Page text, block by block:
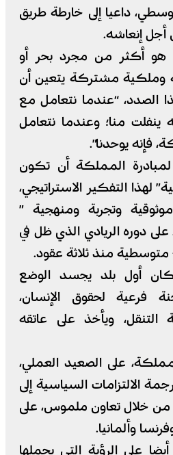
داعيا إلى خارطة طريق
إنعاشه.
هو أكثر من مجرد بحر أو
وملكية مشتركة يتعين أن
الصدد، “عندما نتعامل مع
منا؛ وعندما نتعامل
يوحدنا”.
المملكة أن تكون
لهذا التفكير الاستراتيجي،
وتجربة ومنهجية ”
دوره الريادي الذي ظل في
متوسطية منذ ثلاثة عقود.
أول بلد يجسد الوضع
فرعية لحقوق الإنسان،
ويأخذ على عاتقه
على الصعيد العملي،
الالتزامات السياسية إلى
من خلال تعاون ملموس، على
وألمانيا.
على الرؤية التي يحملها